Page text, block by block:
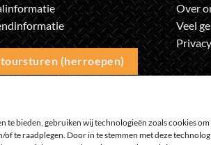
te bieden, gebruiken wij technologieën zoals cookies
of te raadplegen. Door in te stemmen met deze
(herroepen)
Over
Veel